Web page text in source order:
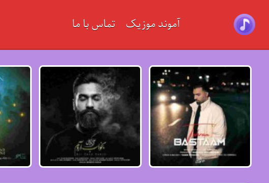
آموند موزیک تماس با ما